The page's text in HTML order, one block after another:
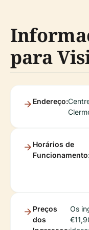
para
Endereço:
Horários de
Preços
dos
Os